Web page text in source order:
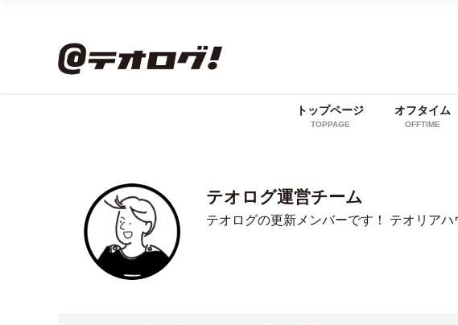
トップページ
TOPPAGE
オフタイム
OFFTIME
テオログ運営チーム
テオログの更新メンバーです！ テオリア